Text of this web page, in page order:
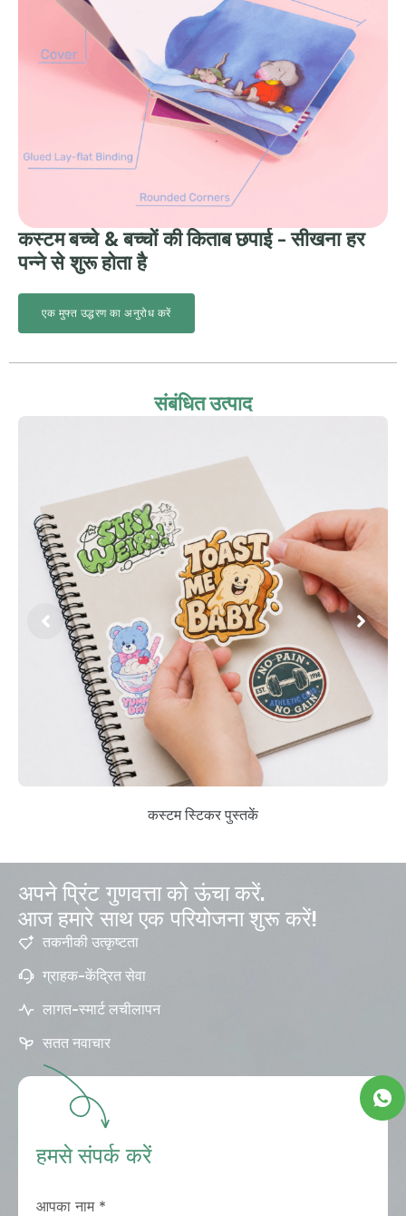
कस्टम बच्चे & बच्चों की किताब छपाई - सीखना हर
पन्ने से शुरू होता है
एक मुफ्त उद्धरण का अनुरोध करें
संबंधित उत्पाद
कस्टम स्टिकर पुस्तकें
अपने प्रिंट गुणवत्ता को ऊंचा करें.
आज हमारे साथ एक परियोजना शुरू करें!
तकनीकी उत्कृष्टता
ग्राहक-केंद्रित सेवा
लागत-स्मार्ट लचीलापन
सतत नवाचार
हमसे संपर्क करें
आपका नाम *